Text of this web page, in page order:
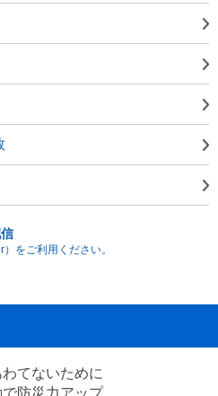
をご利用ください。
てないために
防災力アップ